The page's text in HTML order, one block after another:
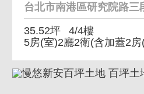
台北市南港區研究院路三
35.52坪
4/4樓
5房(室)2廳2衛(含加蓋2